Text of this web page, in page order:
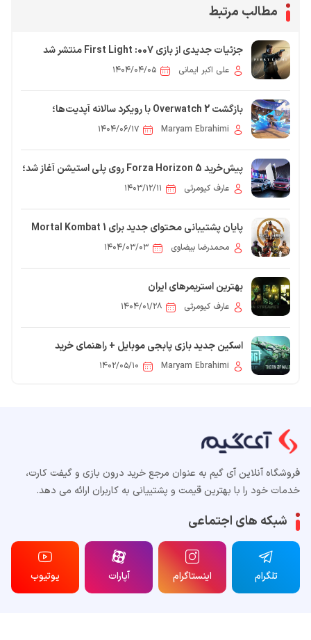
مطالب مرتبط
جزئیات جدیدی از بازی 007: First Light منتشر شد
علی اکبر ایمانی ۱۴۰۴/۰۴/۰۵
بازگشت Overwatch 2 با رویکرد سالانه آپدیت‌ها؛
آینده‌ای پر از تغییرات بزرگ
Maryam Ebrahimi ۱۴۰۴/۰۶/۱۷
پیش‌خرید Forza Horizon 5 روی پلی استیشن آغاز شد؛
استقبال چشمگیر بازیکنان
عارف کیومرثی ۱۴۰۳/۱۲/۱۱
پایان پشتیبانی محتوای جدید برای Mortal Kombat 1
تأیید شد
محمدرضا بیضاوی ۱۴۰۴/۰۳/۰۳
بهترین استریمرهای ایران
عارف کیومرثی ۱۴۰۴/۰۱/۲۸
اسکین جدید بازی پابجی موبایل + راهنمای خرید
Maryam Ebrahimi ۱۴۰۲/۰۵/۱۰
فروشگاه آنلاین آی گیم به عنوان مرجع خرید درون بازی و گیفت کارت،
خدمات خود را با بهترین قیمت و پشتییانی به کاربران ارائه می دهد.
شبکه های اجتماعی
تلگرام اینستاگرام آپارات یوتیوب